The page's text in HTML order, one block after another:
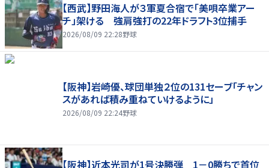
【西武】野田海人が３軍夏合宿で「美唄卒業アー
チ」架ける 強肩強打の22年ドラフト3位捕手
2026/08/09 22:28野球
【阪神】岩崎優、球団単独２位の131セーブ「チャン
スがあれば積み重ねていけるように」
2026/08/09 22:24野球
【阪神】近本光司が1号決勝弾 1－0勝ちで首位